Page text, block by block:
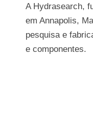
A Hydrasearch,
em Annapolis,
pesquisa e
e componentes.